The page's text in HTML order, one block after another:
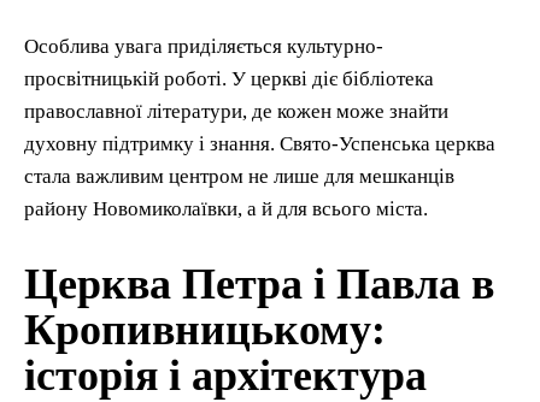
Особлива увага приділяється культурно-
просвітницькій роботі. У церкві діє бібліотека
православної літератури, де кожен може знайти
духовну підтримку і знання. Свято-Успенська церква
стала важливим центром не лише для мешканців
району Новомиколаївки, а й для всього міста.
Церква Петра і Павла в
Кропивницькому:
історія і архітектура